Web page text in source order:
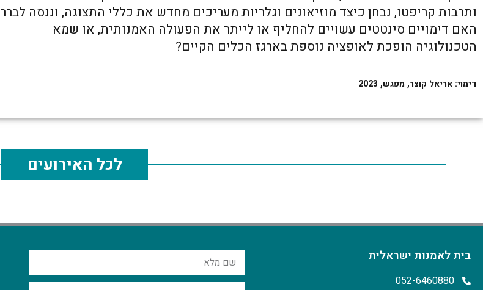
ותרבות קריפטו, נבחן כיצד מוזיאונים וגלריות מעריכים מחדש את כללי התצוגה, וננסה לברר
האם דימויים סינטטים עשויים להחליף או לייתר את הפעולה האמנותית, או שמא
הטכנולוגיה הופכת לאופציה נוספת בארגז הכלים הקיים?
דימוי: אריאל קוצר, מפגש, 2023
לכל האירועים
בית לאמנות ישראלית
052-6460880